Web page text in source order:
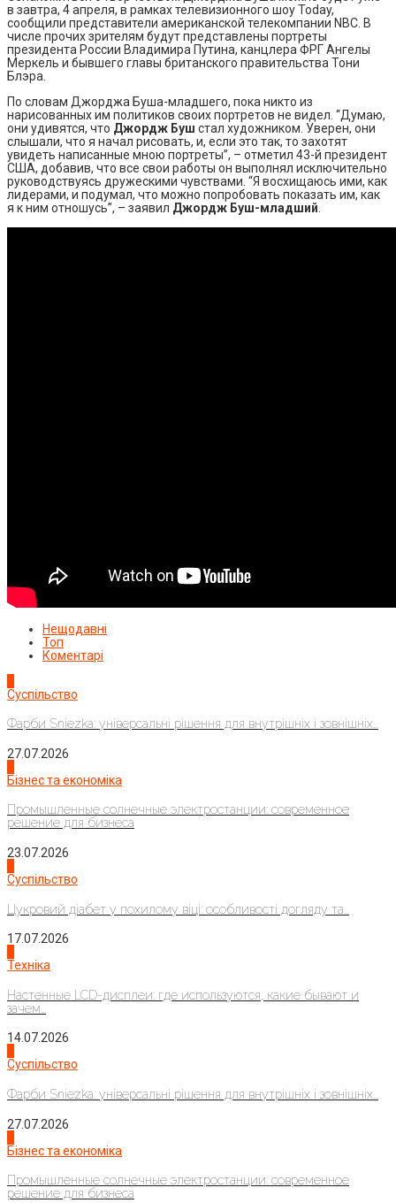
в завтра, 4 апреля, в рамках телевизионного шоу Today,
сообщили представители американской телекомпании NBC. В
числе прочих зрителям будут представлены портреты
президента России Владимира Путина, канцлера ФРГ Ангелы
Меркель и бывшего главы британского правительства Тони
Блэра.
По словам Джорджа Буша-младшего, пока никто из
нарисованных им политиков своих портретов не видел. “Думаю,
они удивятся, что Джордж Буш стал художником. Уверен, они
слышали, что я начал рисовать, и, если это так, то захотят
увидеть написанные мною портреты”, – отметил 43-й президент
США, добавив, что все свои работы он выполнял исключительно
руководствуясь дружескими чувствами. “Я восхищаюсь ими, как
лидерами, и подумал, что можно попробовать показать им, как
я к ним отношусь”, – заявил Джордж Буш-младший
Нещодавні
Топ
Коментарі
Суспільство
Фарби Sniezka: універсальні рішення для внутрішніх і зовнішніх...
27.07.2026
Бізнес та економіка
Промышленные солнечные электростанции: современное
решение для бизнеса
23.07.2026
Суспільство
Цукровий діабет у похилому віці: особливості догляду та...
17.07.2026
Техніка
Настенные LCD-дисплеи: где используются, какие бывают и
зачем...
14.07.2026
Суспільство
Фарби Sniezka: універсальні рішення для внутрішніх і зовнішніх...
27.07.2026
Бізнес та економіка
Промышленные солнечные электростанции: современное
решение для бизнеса